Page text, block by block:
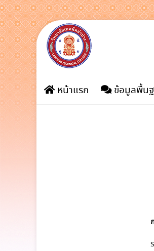
Skip
to
content
หน้าแรก ข้อมูลพื้นฐ